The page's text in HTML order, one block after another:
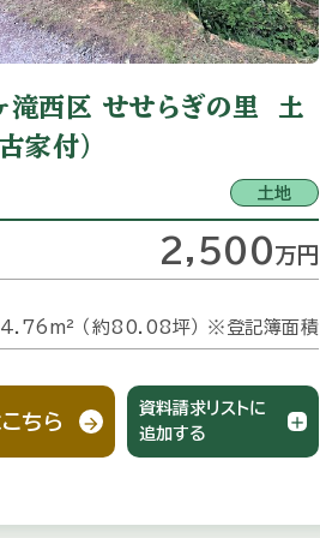
滝西区 せせらぎの里 土
家付）
土地
2,500万 円
（約80.08坪） ※登記簿面積
ちら
資料請求リストに
追加する